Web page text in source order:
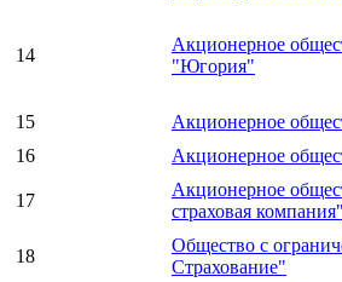
14
Акционерное
"Югория"
15 Акционерное
16
Акционерное
17
Акционерное
страховая компания"
18
Общество с
Страхование"